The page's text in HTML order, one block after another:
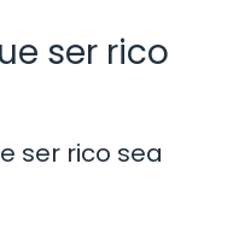
ser rico
ser rico sea